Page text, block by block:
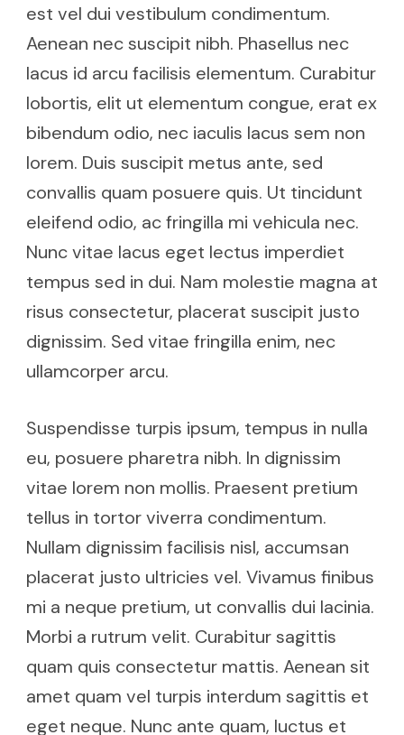
est vel dui vestibulum condimentum.
Aenean nec suscipit nibh. Phasellus nec
lacus id arcu facilisis elementum. Curabitur
lobortis, elit ut elementum congue, erat ex
bibendum odio, nec iaculis lacus sem non
lorem. Duis suscipit metus ante, sed
convallis quam posuere quis. Ut tincidunt
eleifend odio, ac fringilla mi vehicula nec.
Nunc vitae lacus eget lectus imperdiet
tempus sed in dui. Nam molestie magna at
risus consectetur, placerat suscipit justo
dignissim. Sed vitae fringilla enim, nec
ullamcorper arcu.
Suspendisse turpis ipsum, tempus in nulla
eu, posuere pharetra nibh. In dignissim
vitae lorem non mollis. Praesent pretium
tellus in tortor viverra condimentum.
Nullam dignissim facilisis nisl, accumsan
placerat justo ultricies vel. Vivamus finibus
mi a neque pretium, ut convallis dui lacinia.
Morbi a rutrum velit. Curabitur sagittis
quam quis consectetur mattis. Aenean sit
amet quam vel turpis interdum sagittis et
eget neque. Nunc ante quam, luctus et